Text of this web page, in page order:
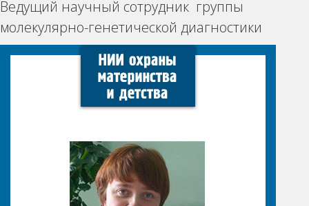
Ведущий научный сотрудник группы
молекулярно-генетической диагностики